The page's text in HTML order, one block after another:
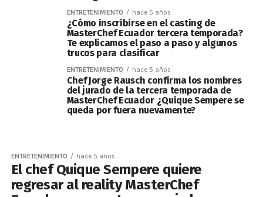
ENTRETENIMIENTO hace 5 años
¿Cómo inscribirse en el casting de
MasterChef Ecuador tercera temporada?
Te explicamos el paso a paso y algunos
trucos para clasificar
ENTRETENIMIENTO hace 5 años
Chef Jorge Rausch confirma los nombres
del jurado de la tercera temporada de
MasterChef Ecuador ¿Quique Sempere se
queda por fuera nuevamente?
ENTRETENIMIENTO hace 5 años
El chef Quique Sempere quiere
regresar al reality MasterChef